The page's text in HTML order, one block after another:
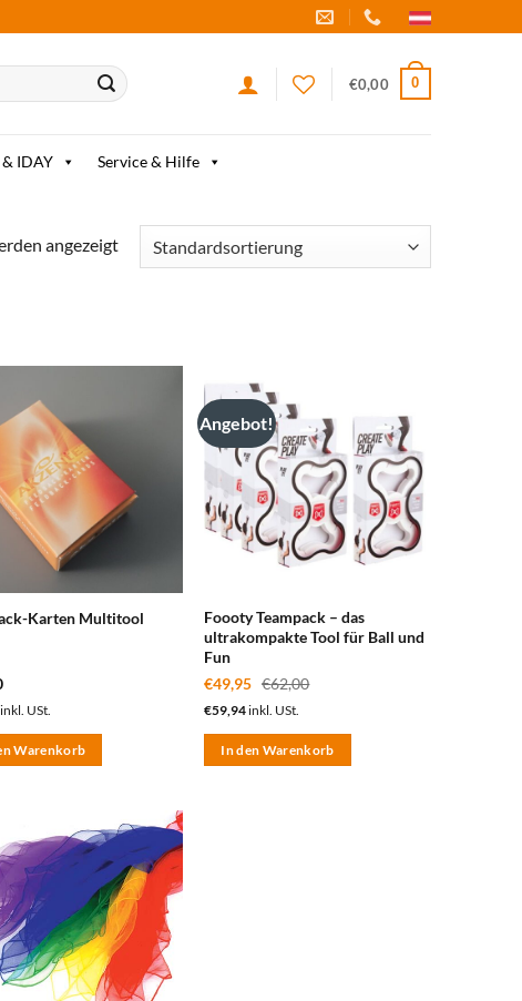
€0,00 0
IDAY Service & Hilfe
angezeigt
hinzufügen
Karten Multitool
inkl. USt.
Warenkorb
Angebot!
zum
Merkzettel
hinzufügen
Foooty Teampack – das
ultrakompakte Tool für Ball und
Fun
€49,95 €62,00
€59,94inkl. USt.
In den Warenkorb
zum
Merkzettel
hinzufügen